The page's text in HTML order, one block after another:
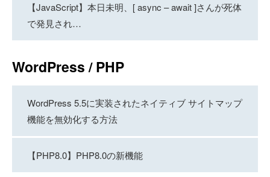
【JavaScript】本日未明、[ async – await ]さんが死体
で発見され…
WordPress / PHP
WordPress 5.5に実装されたネイティブ サイトマップ
機能を無効化する方法
【PHP8.0】PHP8.0の新機能